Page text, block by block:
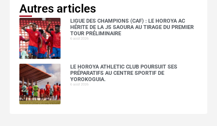
Autres articles
LIGUE DES CHAMPIONS (CAF) : LE HOROYA AC
HÉRITE DE LA JS SAOURA AU TIRAGE DU PREMIER
TOUR PRÉLIMINAIRE
6 août 2026
LE HOROYA ATHLETIC CLUB POURSUIT SES
PRÉPARATIFS AU CENTRE SPORTIF DE
YOROKOGUIA.
6 août 2026